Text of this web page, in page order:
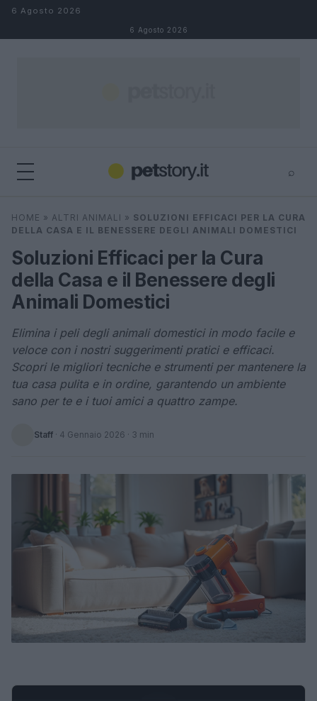
Salta al contenuto
6 Agosto 2026
6 Agosto 2026
⌕
Cerca ⌕ ×
HOME » ALTRI ANIMALI » SOLUZIONI EFFICACI PER LA CURA
DELLA CASA E IL BENESSERE DEGLI ANIMALI DOMESTICI
Soluzioni Efficaci per la Cura
della Casa e il Benessere degli
Animali Domestici
Elimina i peli degli animali domestici in modo facile e
veloce con i nostri suggerimenti pratici e efficaci.
Scopri le migliori tecniche e strumenti per mantenere la
tua casa pulita e in ordine, garantendo un ambiente
sano per te e i tuoi amici a quattro zampe.
Staff · 4 Gennaio 2026 · 3 min